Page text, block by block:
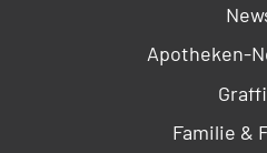
Apotheken-
Familie &